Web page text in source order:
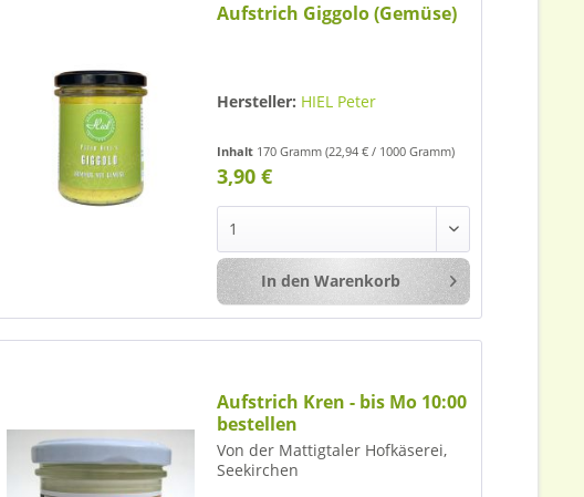
Aufstrich Giggolo (Gemüse)
Hersteller: HIEL Peter
Inhalt 170 Gramm(22,94 € / 1000 Gramm)
3,90 €
In den Warenkorb
Aufstrich Kren - bis Mo 10:00
bestellen
Von der Mattigtaler Hofkäserei,
Seekirchen